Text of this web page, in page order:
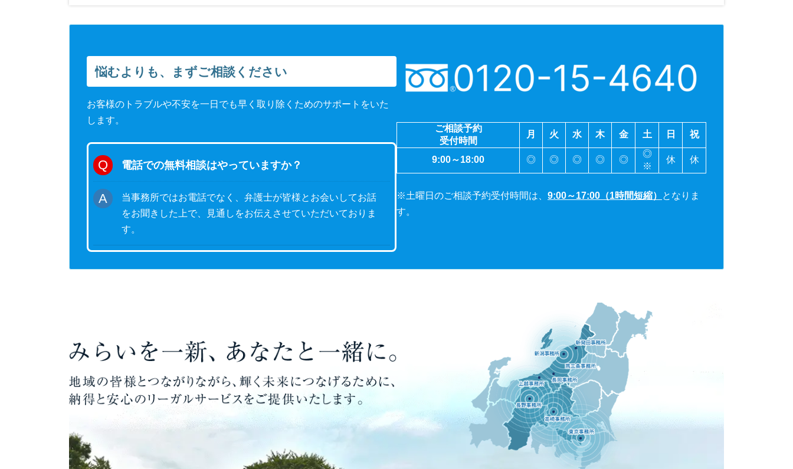
悩むよりも、まずご相談ください
お客様のトラブルや不安を一日でも早く取り除くためのサポートをいた
します。
電話での無料相談はやっていますか？
当事務所ではお電話でなく、弁護士が皆様とお会いしてお話
をお聞きした上で、見通しをお伝えさせていただいておりま
す。
ご相談予約
受付時間
月 火 水 木 金 土 日 祝
9:00～18:00 ◎ ◎ ◎ ◎ ◎
◎
※
休 休
※土曜日のご相談予約受付時間は、 9:00～17:00（1時間短縮）
となりま
す。